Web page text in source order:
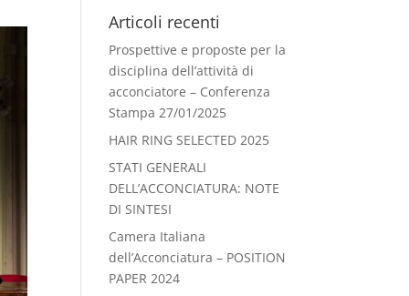
Articoli recenti
Prospettive e proposte per la
disciplina dell’attività di
acconciatore – Conferenza
Stampa 27/01/2025
HAIR RING SELECTED 2025
STATI GENERALI
DELL’ACCONCIATURA: NOTE
DI SINTESI
Camera Italiana
dell’Acconciatura – POSITION
PAPER 2024